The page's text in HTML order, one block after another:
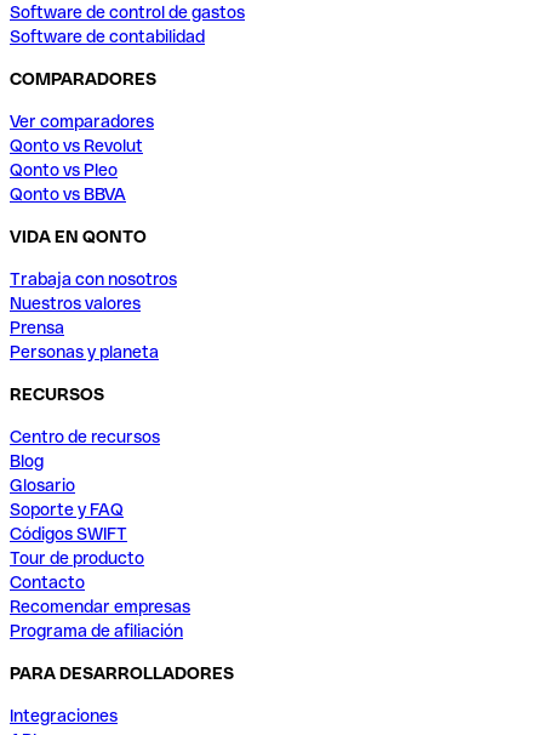
Software de control de gastos
Software de contabilidad
COMPARADORES
Ver comparadores
Qonto vs Revolut
Qonto vs Pleo
Qonto vs BBVA
VIDA EN QONTO
Trabaja con nosotros
Nuestros valores
Prensa
Personas y planeta
RECURSOS
Centro de recursos
Blog
Glosario
Soporte y FAQ
Códigos SWIFT
Tour de producto
Contacto
Recomendar empresas
Programa de afiliación
PARA DESARROLLADORES
Integraciones